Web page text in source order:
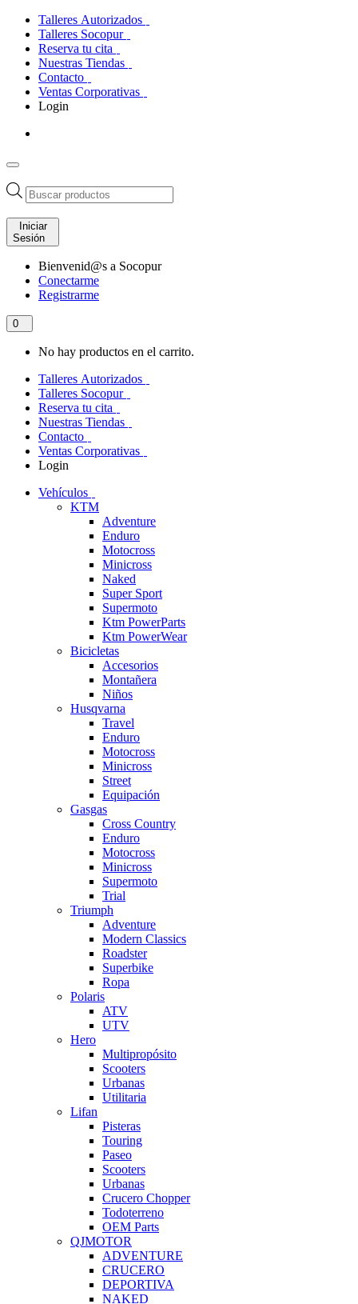
Talleres Autorizados
Talleres Socopur
Reserva tu cita
Nuestras Tiendas
Contacto
Ventas Corporativas
Login
Búsqueda
de
productos
Iniciar
Sesión
Bienvenid@s a Socopur
Conectarme
Registrarme
0
No hay productos en el carrito.
Talleres Autorizados
Talleres Socopur
Reserva tu cita
Nuestras Tiendas
Contacto
Ventas Corporativas
Login
Vehículos
KTM
Adventure
Enduro
Motocross
Minicross
Naked
Super Sport
Supermoto
Ktm PowerParts
Ktm PowerWear
Bicicletas
Accesorios
Montañera
Niños
Husqvarna
Travel
Enduro
Motocross
Minicross
Street
Equipación
Gasgas
Cross Country
Enduro
Motocross
Minicross
Supermoto
Trial
Triumph
Adventure
Modern Classics
Roadster
Superbike
Ropa
Polaris
ATV
UTV
Hero
Multipropósito
Scooters
Urbanas
Utilitaria
Lifan
Pisteras
Touring
Paseo
Scooters
Urbanas
Crucero Chopper
Todoterreno
OEM Parts
QJMOTOR
ADVENTURE
CRUCERO
DEPORTIVA
NAKED